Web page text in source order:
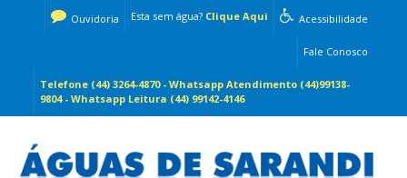
Acessibilidade
Esta sem água? Clique Aqui
Ouvidoria
Fale Conosco
Telefone (44) 3264-4870 - Whatsapp Atendimento (44)99138-
9804 - Whatsapp Leitura (44) 99142-4146